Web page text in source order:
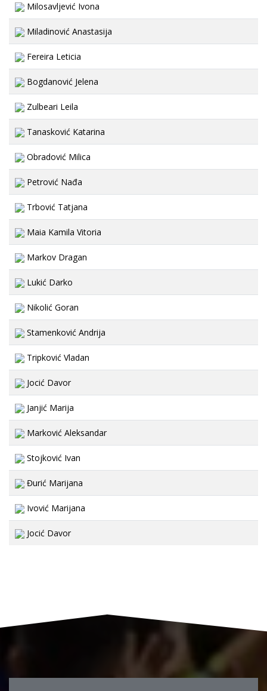
Milosavljević Ivona
Miladinović Anastasija
Fereira Leticia
Bogdanović Jelena
Zulbeari Leila
Tanasković Katarina
Obradović Milica
Petrović Nađa
Trbović Tatjana
Maia Kamila Vitoria
Markov Dragan
Lukić Darko
Nikolić Goran
Stamenković Andrija
Tripković Vladan
Jocić Davor
Janjić Marija
Marković Aleksandar
Stojković Ivan
Đurić Marijana
Ivović Marijana
Jocić Davor